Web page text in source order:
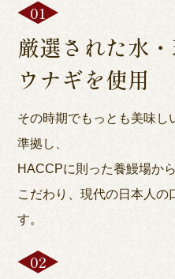
厳選された水
ウナギを使用
その時期でもっとも美味し
準拠し、
HACCPに則った養鰻場か
こだわり、現代の日本人の
す。